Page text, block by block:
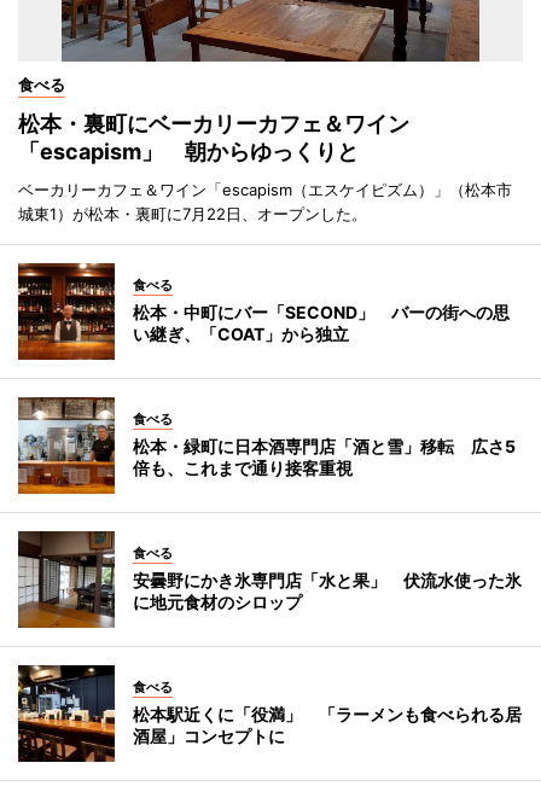
食べる
松本・裏町にベーカリーカフェ＆ワイン
「escapism」 朝からゆっくりと
ベーカリーカフェ＆ワイン「escapism（エスケイピズム）」（松本市
城東1）が松本・裏町に7月22日、オープンした。
食べる
松本・中町にバー「SECOND」 バーの街への思
い継ぎ、「COAT」から独立
食べる
松本・緑町に日本酒専門店「酒と雪」移転 広さ5
倍も、これまで通り接客重視
食べる
安曇野にかき氷専門店「水と果」 伏流水使った氷
に地元食材のシロップ
食べる
松本駅近くに「役満」 「ラーメンも食べられる居
酒屋」コンセプトに